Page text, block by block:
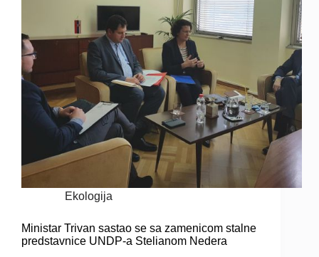
Ekologija
Ministar Trivan sastao se sa zamenicom stalne
predstavnice UNDP-a Stelianom Nedera